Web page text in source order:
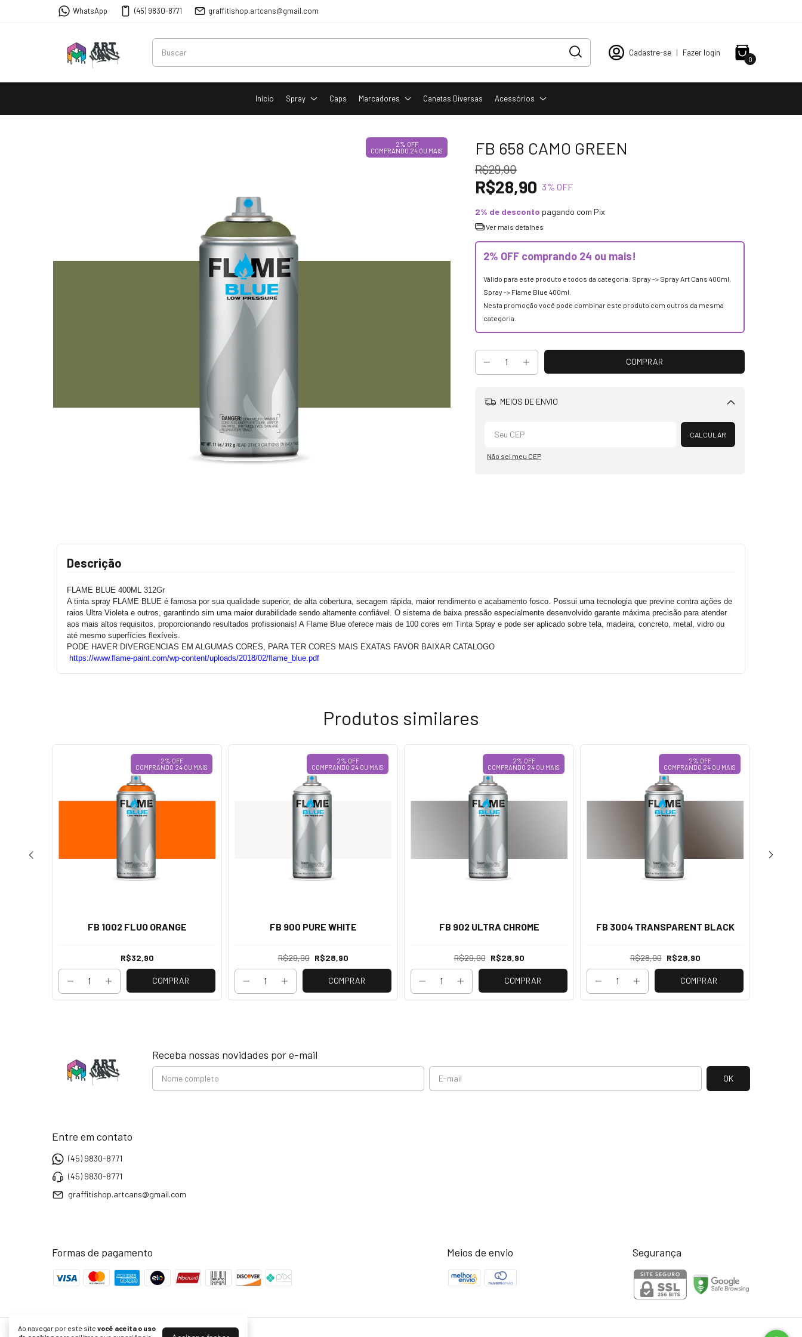
WhatsApp (45) 9830-8771 graffitishop.artcans@gmail.com
Cadastre-se | Fazer login
0
Início Spray Caps Marcadores Canetas Diversas Acessórios
Ao navegar por este site você aceita o uso
2% OFF
COMPRANDO 24 OU MAIS
FB 658 CAMO GREEN
R$29,90
R$28,90 3% OFF
2% de desconto pagando com Pix
Ver mais detalhes
2% OFF comprando 24 ou mais!
Válido para este produto e todos da categoria: Spray -> Spray Art Cans 400ml,
Spray -> Flame Blue 400ml.
Nesta promoção você pode combinar este produto com outros da mesma
categoria.
MEIOS DE ENVIO
Alterar CEP
CALCULAR
Não sei meu CEP
Descrição
FLAME BLUE 400ML 312Gr
A tinta spray FLAME BLUE é famosa por sua qualidade superior, de alta cobertura, secagem rápida, maior rendimento e acabamento fosco. Possui uma tecnologia que previne contra ações de
raios Ultra Violeta e outros, garantindo sim uma maior durabilidade sendo altamente confiável. O sistema de baixa pressão especialmente desenvolvido garante máxima precisão para atender
aos mais altos requisitos, proporcionando resultados profissionais! A Flame Blue oferece mais de 100 cores em Tinta Spray e pode ser aplicado sobre tela, madeira, concreto, metal, vidro ou
até mesmo superfícies flexíveis.
PODE HAVER DIVERGENCIAS EM ALGUMAS CORES, PARA TER CORES MAIS EXATAS FAVOR BAIXAR CATALOGO
https://www.flame-paint.com/wp-content/uploads/2018/02/flame_blue.pdf
Produtos similares
2% OFF
COMPRANDO 24 OU MAIS
FB 1002 FLUO ORANGE
R$32,90
COMPRAR
2% OFF
COMPRANDO 24 OU MAIS
FB 900 PURE WHITE
R$29,90 R$28,90
COMPRAR
2% OFF
COMPRANDO 24 OU MAIS
FB 902 ULTRA CHROME
R$29,90 R$28,90
COMPRAR
2% OFF
COMPRANDO 24 OU MAIS
FB 3004 TRANSPARENT BLACK
R$28,90 R$28,90
COMPRAR
Receba nossas novidades por e-mail
Entre em contato
(45) 9830-8771
(45) 9830-8771
graffitishop.artcans@gmail.com
Formas de pagamento Meios de envio Segurança